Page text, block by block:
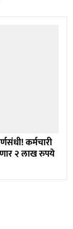
कर्मचारी
२ लाख रुपये